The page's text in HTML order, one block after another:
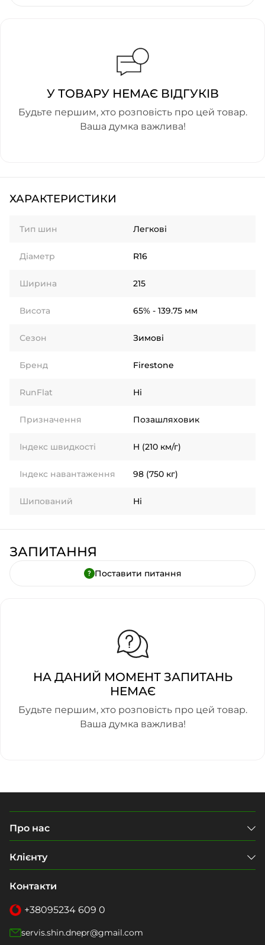
У ТОВАРУ НЕМАЄ ВІДГУКІВ
Будьте першим, хто розповість про цей товар.
Ваша думка важлива!
ХАРАКТЕРИСТИКИ
Тип шин Легкові
Діаметр R16
Ширина 215
Висота 65% - 139.75 мм
Сезон Зимові
Бренд Firestone
RunFlat Ні
Призначення Позашляховик
Індекс швидкості H (210 км/г)
Індекс навантаження 98 (750 кг)
Шипований Ні
ЗАПИТАННЯ
Поставити питання
НА ДАНИЙ МОМЕНТ ЗАПИТАНЬ
НЕМАЄ
Будьте першим, хто розповість про цей товар.
Ваша думка важлива!
Про нас
Клієнту
Контакти
+38095234 609 0
servis.shin.dnepr@gmail.com